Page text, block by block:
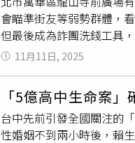
點力量。她呼籲，當謠言
遠離網路霸凌！檢舉網路
法諮商、假結婚」等傳言
對原先勒令出境的公文向
妹飛去越南，認了岳父母
不過外頭風聲鶴唳，阮妹
無奈被「駁回」，眼見
關，接下來10月30日一
發阮妹的「依親居留」
妻倉皇無語。小鄭為了婚
龍攝）那究竟阮妹有什麼
會瞄準街友等弱勢群體，
但最後成為詐團洗錢工具
家」，民宿負責人李憲璋
宿工作，有還款能力的
額保險金。有心人士常
頭戶。（圖／示意圖，與
後，才讓街友養套殺過程
11月11日, 2025
「5億高中生命案
台中先前引發全國關注的
性婚姻不到兩小時後，賴